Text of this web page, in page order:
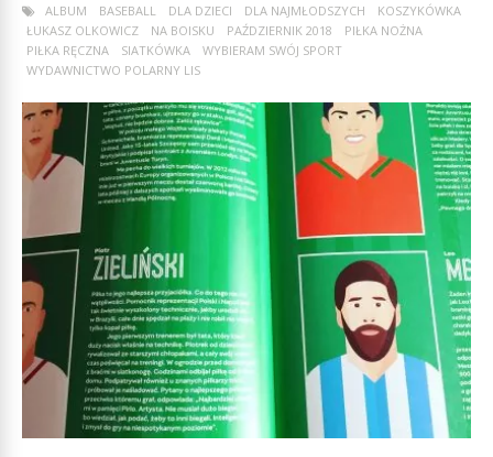
ALBUM
BASEBALL DLA DZIECI DLA NAJMŁODSZYCH
KOSZYKÓWKA
ŁUKASZ OLKOWICZ
NA BOISKU PAŹDZIERNIK 2018
PIŁKA NOŻNA
PIŁKA RĘCZNA
SIATKÓWKA
WYBIERAM SWÓJ SPORT
WYDAWNICTWO POLARNY LIS